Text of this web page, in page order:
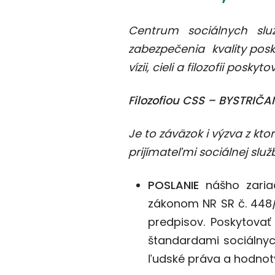
Centrum sociálnych
zabezpečenia kvality
vízii, cieli a filozofii
Filozofiou CSS –
Je to záväzok i výzva z
prijímateľmi sociálnej
POSLANIE nášho
zákonom NR SR č.
predpisov.
štandardami
ľudské práva a